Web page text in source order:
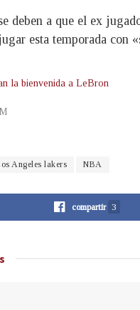
deben a que el ex
esta temporada con
la bienvenida a LeBron
Angeles lakers NBA
compartir 3